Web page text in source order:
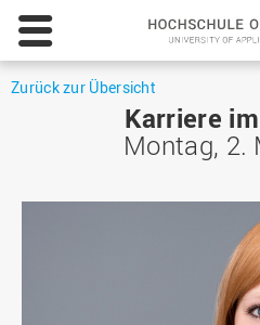
Zurück zur Übersicht
Karriere
Montag, 2.